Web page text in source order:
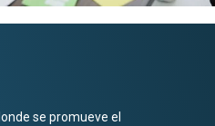
se promueve el